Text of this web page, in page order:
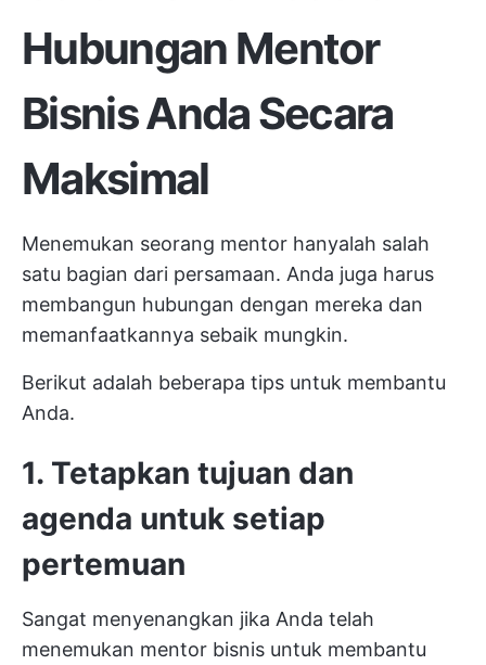
Hubungan Mentor
Bisnis Anda Secara
Maksimal
Menemukan seorang mentor hanyalah salah
satu bagian dari persamaan. Anda juga harus
membangun hubungan dengan mereka dan
memanfaatkannya sebaik mungkin.
Berikut adalah beberapa tips untuk membantu
Anda.
1. Tetapkan tujuan dan
agenda untuk setiap
pertemuan
Sangat menyenangkan jika Anda telah
menemukan mentor bisnis untuk membantu